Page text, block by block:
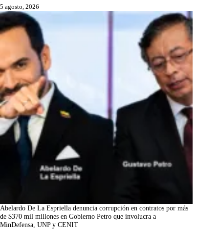
5 agosto, 2026
Abelardo De La Espriella denuncia corrupción en contratos por más
de $370 mil millones en Gobierno Petro que involucra a
MinDefensa, UNP y CENIT